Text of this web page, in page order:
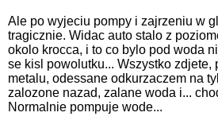
Ale po wyjeciu pompy i zajrzeniu w
tragicznie. Widac auto stalo z
okolo krocca, i to co bylo pod woda
se kisl powolutku... Wszystko zdjete,
metalu, odessane odkurzaczem na
zalozone nazad, zalane woda i...
Normalnie pompuje wode...